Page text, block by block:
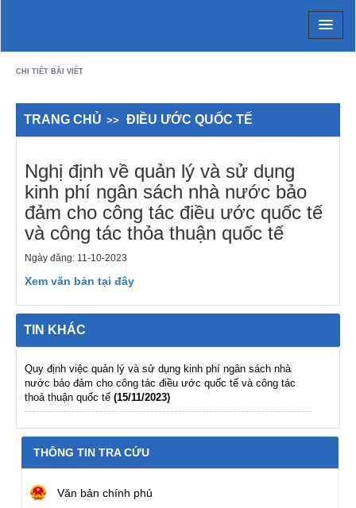
Chi tiết bài viết - Xã Cam Lộ
CHI TIẾT BÀI VIẾT
TRANG CHỦ ĐIỀU ƯỚC QUỐC TẾ
Nghị định về quản lý và sử dụng
kinh phí ngân sách nhà nước bảo
đảm cho công tác điều ước quốc tế
và công tác thỏa thuận quốc tế
Ngày đăng: 11-10-2023
Xem văn bản tại đây
TIN KHÁC
Quy định việc quản lý và sử dụng kinh phí ngân sách nhà
nước bảo đảm cho công tác điều ước quốc tế và công tác
thoả thuận quốc tế (15/11/2023)
THÔNG TIN TRA CỨU
Văn bản chính phủ